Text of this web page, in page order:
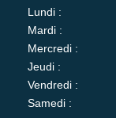
Lundi :
Mardi :
Mercredi :
Jeudi :
Vendredi :
Samedi :